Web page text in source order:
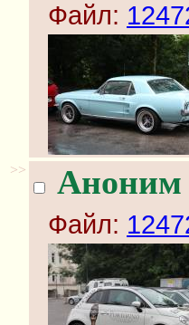
Файл:
>> Аноним
Файл: